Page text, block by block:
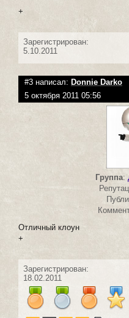
+
Зарегистрирован:
5.10.2011
#3 написал: Donnie Darko
5 октября 2011 05:56
Группа:
Отличный клоун
+
Зарегистрирован:
18.02.2011